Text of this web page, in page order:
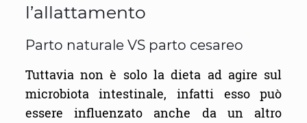
l’allattamento
Parto naturale VS parto cesareo
Tuttavia non è solo la dieta ad agire sul
microbiota intestinale, infatti esso può
essere influenzato anche da un altro